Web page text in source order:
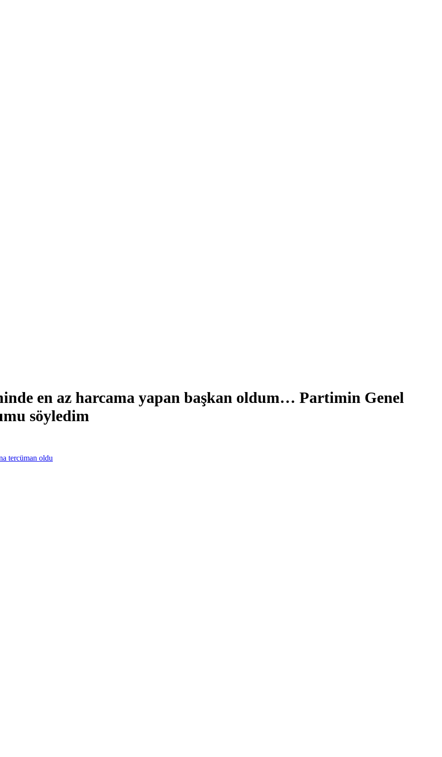
en az harcama yapan başkan oldum… Partimin Genel
söyledim